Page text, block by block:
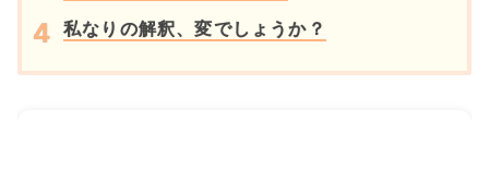
私なりの解釈、変でしょうか？